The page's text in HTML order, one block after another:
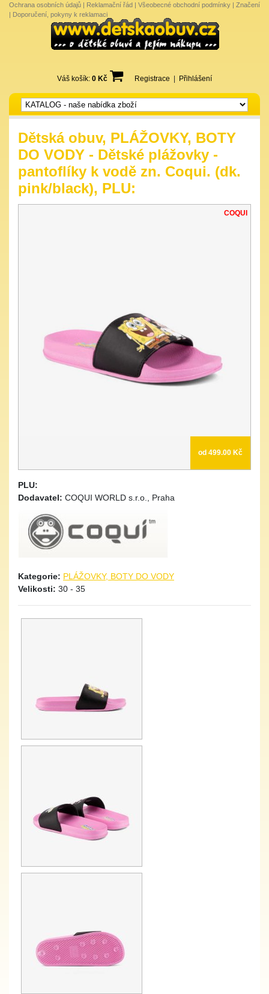
Ochrana osobních údajů | Reklamační řád | Všeobecné obchodní podmínky | Značení
| Doporučení, pokyny k reklamaci
Váš košík: 0 Kč Registrace Přihlášení
Dětská obuv, PLÁŽOVKY, BOTY
DO VODY - Dětské plážovky -
pantoflíky k vodě zn. Coqui. (dk.
pink/black), PLU:
COQUI
od 499.00 Kč
PLU:
Dodavatel: COQUI WORLD s.r.o., Praha
Kategorie: PLÁŽOVKY, BOTY DO VODY
Velikosti: 30 - 35